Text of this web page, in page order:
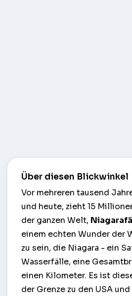
Über diesen Blickwinkel
Vor mehreren tausend
und heute, zieht 15
der ganzen Welt,
einem echten Wunder der
zu sein, die Niagara - ein
Wasserfälle, eine
einen Kilometer. Es ist
der Grenze zu den USA